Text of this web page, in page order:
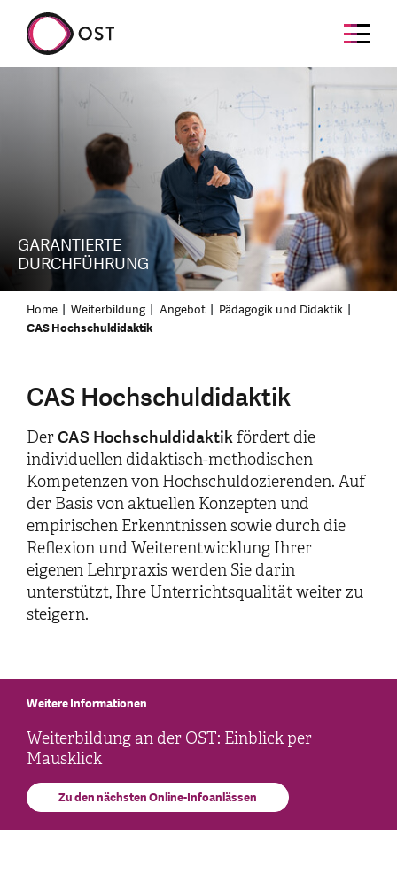
GARANTIERTE
DURCHFÜHRUNG
Home Weiterbildung Angebot
Pädagogik und Didaktik
CAS Hochschuldidaktik
CAS Hochschuldidaktik
DerCAS Hochschuldidaktikfördert die
individuellen didaktisch-methodischen
Kompetenzen von Hochschuldozierenden. Auf
der Basis von aktuellen Konzepten und
empirischen Erkenntnissen sowie durch die
Reflexion und Weiterentwicklung Ihrer
eigenen Lehrpraxis werden Sie darin
unterstützt, Ihre Unterrichtsqualität weiter zu
steigern.
Weiterbildung an der OST: Einblick per
Mausklick
Weitere Informationen
Zu den nächsten Online-Infoanlässen